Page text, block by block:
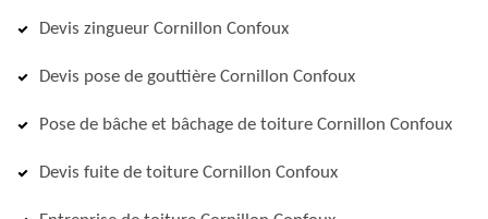
Devis zingueur Cornillon Confoux
Devis pose de gouttière Cornillon Confoux
Pose de bâche et bâchage de toiture Cornillon Confoux
Devis fuite de toiture Cornillon Confoux